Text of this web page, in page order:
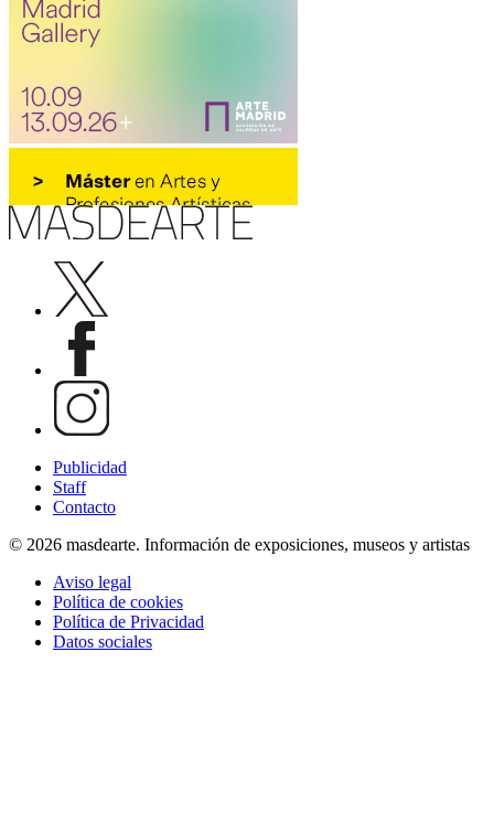
Publicidad
Staff
Contacto
© 2026 masdearte. Información de exposiciones, museos y artistas
Aviso legal
Política de cookies
Política de Privacidad
Datos sociales